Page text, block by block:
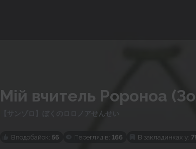
Мій вчитель Ророноа
【サンゾロ】ぼくのロロノアせんせい
Вподобайок: 56 Переглядів: 166 В закладинках у: